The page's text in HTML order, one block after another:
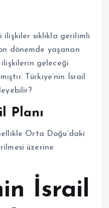
ilişkiler sıklıkla gerilimli
dönemde yaşanan
geleceği
Türkiye’nin İsrail
Planı
Orta Doğu’daki
üzerine
İsrail